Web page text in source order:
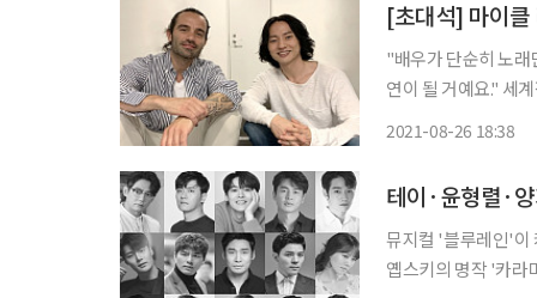
[초대석] 마이
"배우가 단순히 노래
연이 될 거예요." 세계적인 뮤지컬 스타 마이클 리와 라민 카림루가 손 잡았다. 27~29일 경기
2021-08-26 18:38
테이·윤형렬·
뮤지컬 '블루레인'이 캐스팅 라인
옙스키의 명작 '카라